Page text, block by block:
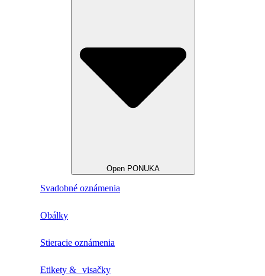
Open PONUKA
Svadobné oznámenia
Obálky
Stieracie oznámenia
Etikety & visačky